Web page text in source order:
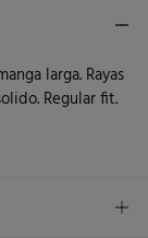
larga. Rayas
Regular fit.